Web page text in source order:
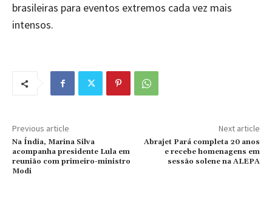
brasileiras para eventos extremos cada vez mais
intensos.
Previous article
Na Índia, Marina Silva
acompanha presidente Lula em
reunião com primeiro-ministro
Modi
Next article
Abrajet Pará completa 20 anos
e recebe homenagens em
sessão solene na ALEPA